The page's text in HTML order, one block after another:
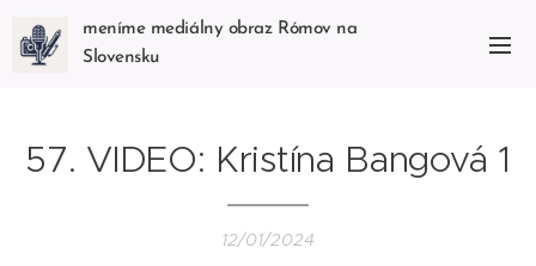
meníme mediálny obraz Rómov na
Slovensku
57. VIDEO: Kristína Bangová 1
12/01/2024